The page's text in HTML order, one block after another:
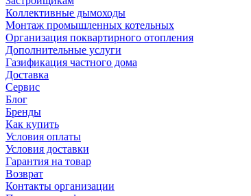
Коллективные дымоходы
Монтаж промышленных котельных
Организация поквартирного отопления
Дополнительные услуги
Газификация частного дома
Доставка
Сервис
Блог
Бренды
Как купить
Условия оплаты
Условия доставки
Гарантия на товар
Возврат
Контакты организации